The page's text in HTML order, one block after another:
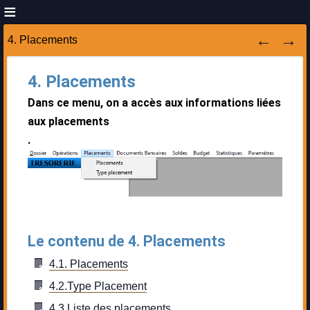
4. Placements
4. Placements
Dans ce menu, on a accès aux informations liées
aux placements
.
Le contenu de 4. Placements
4.1. Placements
4.2.Type Placement